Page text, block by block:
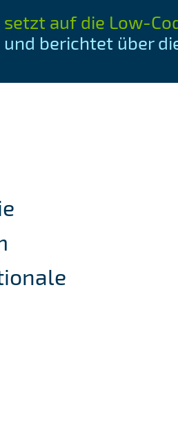
setzt auf die Low-
und berichtet über